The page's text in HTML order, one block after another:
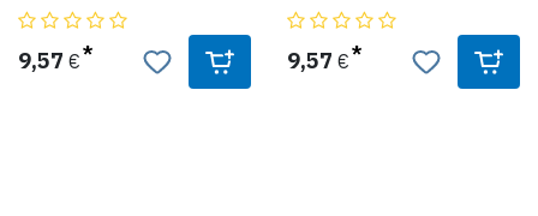
deshalb auch
Auch mit Luer-Lock-Ansatz
9,57 €
deshalb auch
Auch mit Luer-Lock-Ansatz
9,57 €